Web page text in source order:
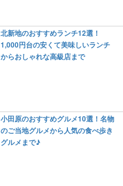
北新地のおすすめランチ12選！
1,000円台の安くて美味しいランチ
からおしゃれな高級店まで
小田原のおすすめグルメ10選！名物
のご当地グルメから人気の食べ歩き
グルメまで♪